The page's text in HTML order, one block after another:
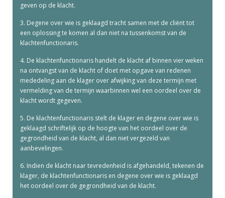
geven op de klacht.
3. Degene over wie is geklaagd tracht samen met de cliënt tot
een oplossing te komen al dan niet na tussenkomst van de
klachtenfunctionaris.
4. De klachtenfunctionaris handelt de klacht af binnen vier weken
na ontvangst van de klacht of doet met opgave van redenen
mededeling aan de klager over afwijking van deze termijn met
vermelding van de termijn waarbinnen wel een oordeel over de
klacht wordt gegeven.
5. De klachtenfunctionaris stelt de klager en degene over wie is
geklaagd schriftelijk op de hoogte van het oordeel over de
gegrondheid van de klacht, al dan niet vergezeld van
aanbevelingen.
6. Indien de klacht naar tevredenheid is afgehandeld, tekenen de
klager, de klachtenfunctionaris en degene over wie is geklaagd
het oordeel over de gegrondheid van de klacht.